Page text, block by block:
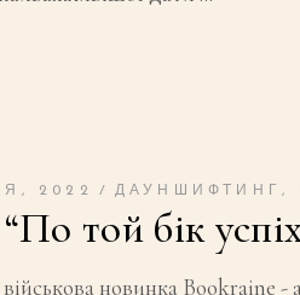
2022 ДАУНШИФТИНГ,
той бік
новинка Bookraine -